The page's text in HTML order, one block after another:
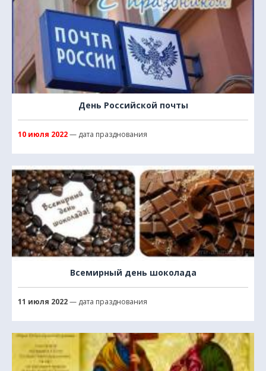
День Российской почты
10 июля 2022— дата празднования
Всемирный день шоколада
11 июля 2022— дата празднования